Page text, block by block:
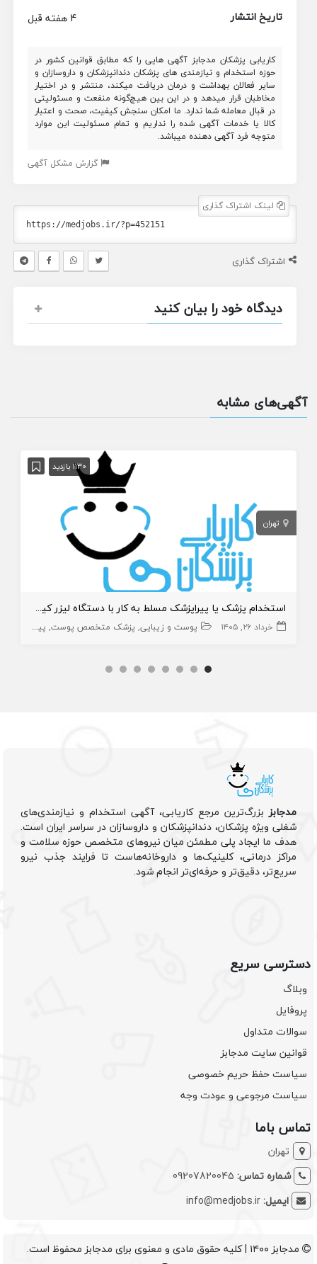
تاریخ انتشار
4 هفته قبل
کاریابی پزشکان مدجابز آگهی هایی را که مطابق قوانین کشور در
حوزه استخدام و نیازمندی های پزشکان دندانپزشکان و داروسازان و
سایر فعالان بهداشت و درمان دریافت میکند، منتشر و در اختیار
مخاطبان قرار میدهد و در این بین هیچ‌گونه منفعت و مسئولیتی
در قبال معامله شما ندارد. ما امکان سنجش کیفیت، صحت و اعتبار
کالا یا خدمات آگهی شده را نداریم و تمام مسئولیت این موارد
متوجه فرد آگهی دهنده میباشد.
گزارش مشکل آگهی
لینک اشتراک گذاری
اشتراک گذاری
دیدگاه خود را بیان کنید
آگهی‌های مشابه
1130 بازدید
تهران
استخدام پزشک یا پیراپزشک مسلط به کار با دستگاه لیزر کیوسوییچ
خرداد ۲۶, ۱۴۰۵ پوست و زیبایی پزشک متخصص پوست پیراپزشک
مدجابزبزرگ‌ترین مرجع کاریابی، آگهی استخدام و نیازمندی‌های
شغلی ویژه پزشکان، دندانپزشکان و داروسازان در سراسر ایران است.
هدف ما ایجاد پلی مطمئن میان نیروهای متخصص حوزه سلامت و
مراکز درمانی، کلینیک‌ها و داروخانه‌هاست تا فرایند جذب نیرو
سریع‌تر، دقیق‌تر و حرفه‌ای‌تر انجام شود.
دسترسی سریع
وبلاگ
پروفایل
سوالات متداول
قوانین سایت مدجابز
سیاست حفظ حریم خصوصی
سیاست مرجوعی و عودت وجه
تماس باما
تهران
شماره تماس: 09207820045
ایمیل:info@medjobs.ir
مدجابز ۱۴۰۰ | کلیه حقوق مادی و معنوی برای مدجابز محفوظ است.